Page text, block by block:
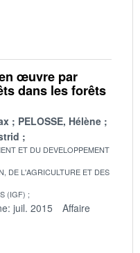
œuvre par
dans les forêts
PELOSSE, Hélène
ET DU DEVELOPPEMENT
DE L'AGRICULTURE ET DES
(IGF)
juil. 2015
Affaire